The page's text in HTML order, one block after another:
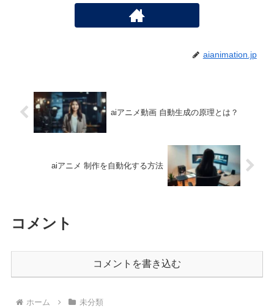
aianimation.jp
aiアニメ動画 自動生成の原理とは？
aiアニメ 制作を自動化する方法
コメント
コメントを書き込む
ホーム 未分類